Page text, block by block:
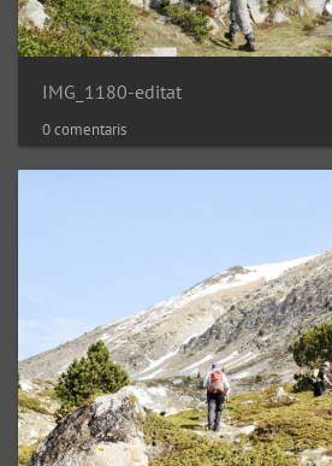
IMG_1180-editat
0 comentaris